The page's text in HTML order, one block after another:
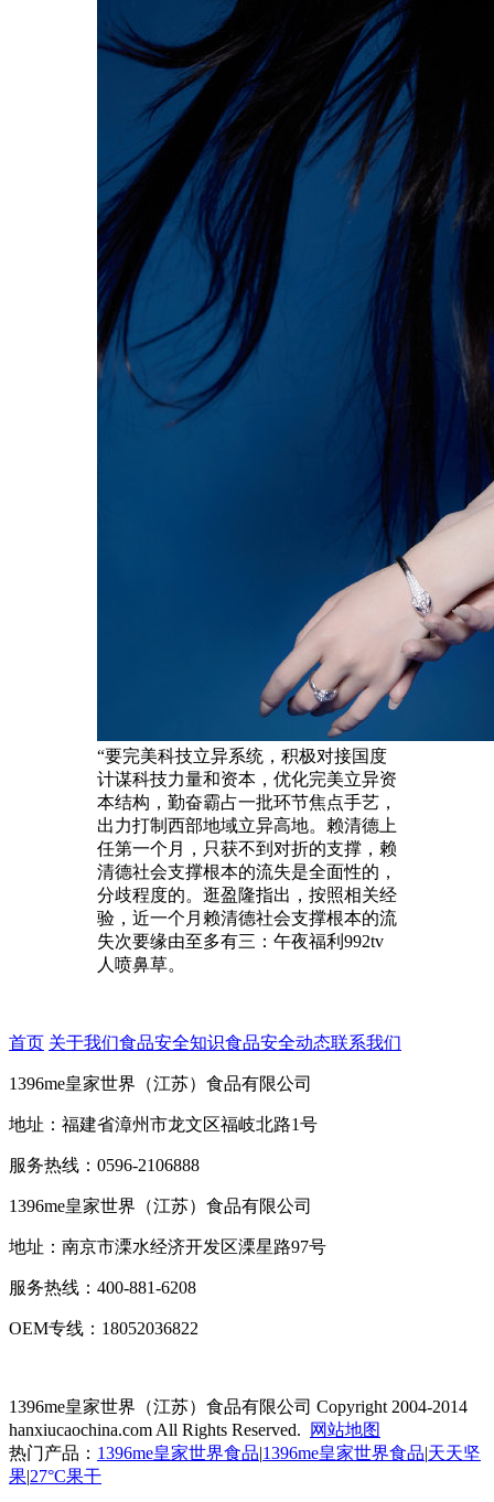
“要完美科技立异系统，积极对接国度
计谋科技力量和资本，优化完美立异资
本结构，勤奋霸占一批环节焦点手艺，
出力打制西部地域立异高地。赖清德上
任第一个月，只获不到对折的支撑，赖
清德社会支撑根本的流失是全面性的，
分歧程度的。逛盈隆指出，按照相关经
验，近一个月赖清德社会支撑根本的流
失次要缘由至多有三：午夜福利992tv
人喷鼻草。
首页 关于我们食品安全知识食品安全动态联系我们
1396me皇家世界（江苏）食品有限公司
地址：福建省漳州市龙文区福岐北路1号
服务热线：0596-2106888
1396me皇家世界（江苏）食品有限公司
地址：南京市溧水经济开发区溧星路97号
服务热线：400-881-6208
OEM专线：18052036822
1396me皇家世界（江苏）食品有限公司 Copyright 2004-2014
hanxiucaochina.com All Rights Reserved.
网站地图
热门产品： 1396me皇家世界食品|1396me皇家世界食品|天天坚
果|27°C果干